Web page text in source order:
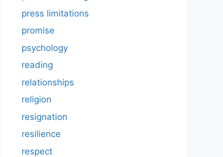
press limitations
promise
psychology
reading
relationships
religion
resignation
resilience
respect